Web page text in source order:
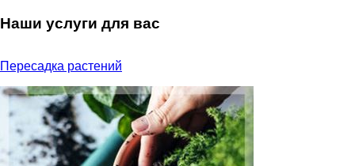
Наши услуги для вас
Пересадка растений